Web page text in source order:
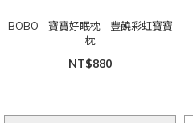
BOBO - 寶寶好眠枕 - 豐饒彩虹寶寶
枕
NT$880